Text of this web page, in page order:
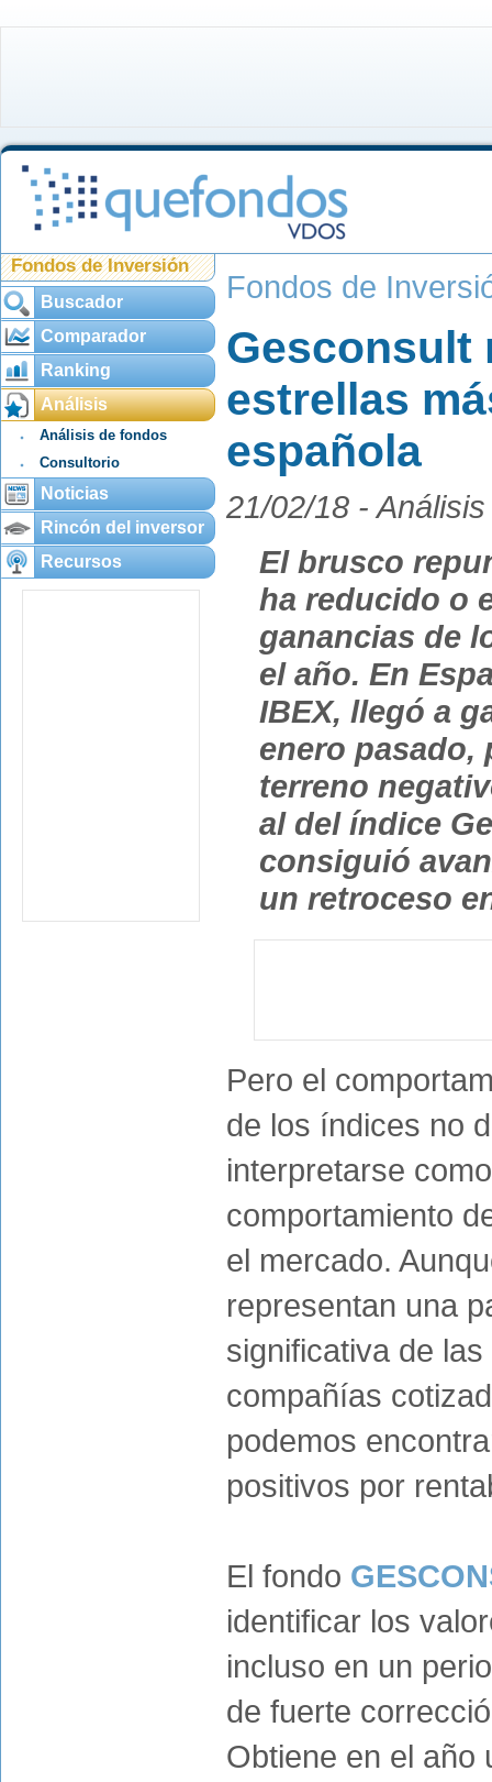
Fondos de Inversión
Buscador
Comparador
Ranking
Análisis
Análisis de fondos
Consultorio
Noticias
Rincón del inversor
Recursos
Fondos de
Gesconsult
estrellas
española
21/02/18 -Análisis
El brusco
ha reducido o
ganancias de
el año. En
IBEX, llegó a
enero pasado,
terreno
al del índice
consiguió
un retroceso
Pero el
de los índices no
interpretarse
comportamiento
el mercado.
representan una
significativa de las
compañías
podemos
positivos por
El fondo
identificar los
incluso en un
de fuerte
Obtiene en el año